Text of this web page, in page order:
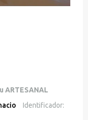
ARTESANAL
Identificador: